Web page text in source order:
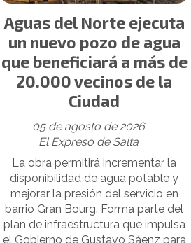
Aguas del Norte ejecuta
un nuevo pozo de agua
que beneficiará a más de
20.000 vecinos de la
Ciudad
El Expreso de Salta
05 de agosto de 2026
La obra permitirá incrementar la
disponibilidad de agua potable y
mejorar la presión del servicio en
barrio Gran Bourg. Forma parte del
plan de infraestructura que impulsa
el Gobierno de Gustavo Sáenz para